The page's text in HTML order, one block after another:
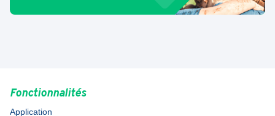
Fonctionnalités
Application